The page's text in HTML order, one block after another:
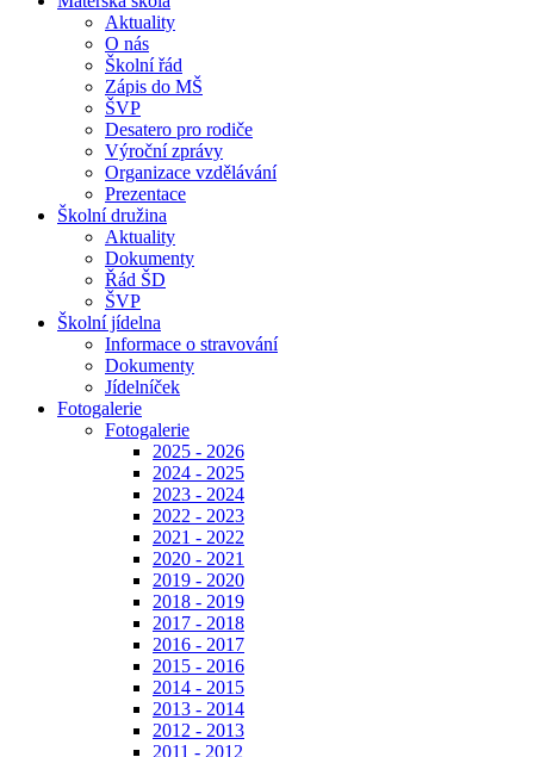
Aktuality
O nás
Školní řád
Zápis do MŠ
ŠVP
Desatero pro rodiče
Výroční zprávy
Organizace vzdělávání
Prezentace
Školní družina
Aktuality
Dokumenty
Řád ŠD
ŠVP
Školní jídelna
Informace o stravování
Dokumenty
Jídelníček
Fotogalerie
Fotogalerie
2025 - 2026
2024 - 2025
2023 - 2024
2022 - 2023
2021 - 2022
2020 - 2021
2019 - 2020
2018 - 2019
2017 - 2018
2016 - 2017
2015 - 2016
2014 - 2015
2013 - 2014
2012 - 2013
2011 - 2012